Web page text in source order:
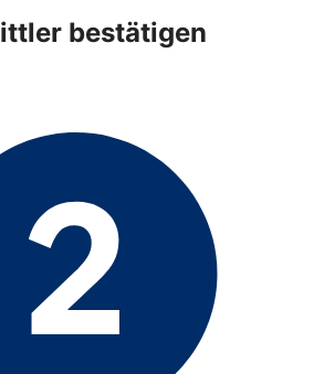
bestätigen